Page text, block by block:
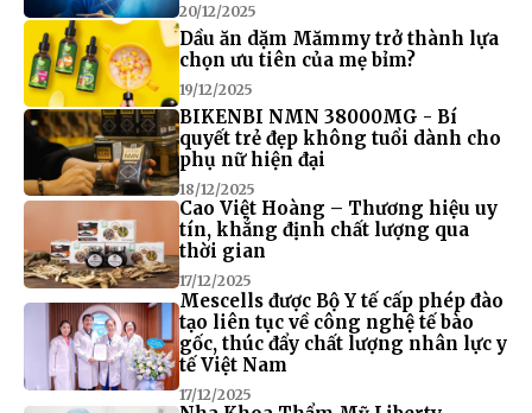
20/12/2025
Dầu ăn dặm Mămmy trở thành lựa
chọn ưu tiên của mẹ bỉm?
19/12/2025
BIKENBI NMN 38000MG - Bí
quyết trẻ đẹp không tuổi dành cho
phụ nữ hiện đại
18/12/2025
Cao Việt Hoàng – Thương hiệu uy
tín, khẳng định chất lượng qua
thời gian
17/12/2025
Mescells được Bộ Y tế cấp phép đào
tạo liên tục về công nghệ tế bào
gốc, thúc đẩy chất lượng nhân lực y
tế Việt Nam
17/12/2025